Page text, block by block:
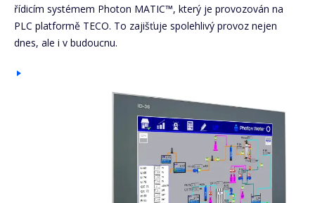
řídicím systémem Photon MATIC™, který je provozován na
PLC platformě TECO. To zajišťuje spolehlivý provoz nejen
dnes, ale i v budoucnu.